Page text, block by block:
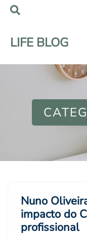
LIFE BLOG
Nuno
impacto do
profissional